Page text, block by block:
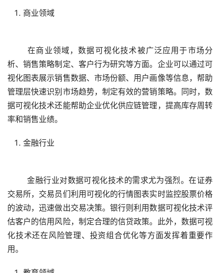
商业领域
	在商业领域，数据可视化技术被广泛应用于市场分
析、销售策略制定、客户行为研究等方面。企业可以通过可
视化图表展示销售数据、市场份额、用户画像等信息，帮助
管理层快速识别市场趋势，制定有效的营销策略。同时，数
据可视化技术还能帮助企业优化供应链管理，提高库存周转
金融行业
	金融行业对数据可视化技术的需求尤为强烈。在证券
交易所，交易员们利用可视化的行情图表实时监控股票价格
的波动，迅速做出交易决策。银行则利用数据可视化技术评
估客户的信用风险，制定合理的信贷政策。此外，数据可视
化技术还在风险管理、投资组合优化等方面发挥着重要作